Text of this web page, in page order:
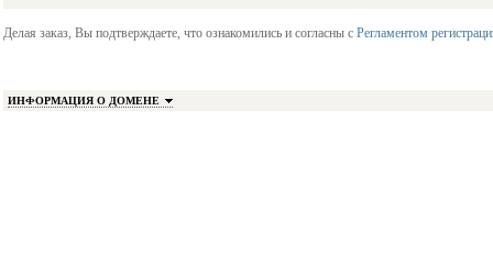
Делая заказ, Вы подтверждаете, что ознакомились и согласны с Регламентом
ИНФОРМАЦИЯ О ДОМЕНЕ